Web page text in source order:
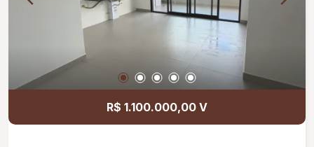
R$ 1.100.000,00 V